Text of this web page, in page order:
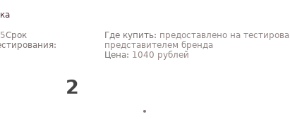
Срок
Где купить: предоставлено на
представителем бренда
Цена: 1040 рублей
2